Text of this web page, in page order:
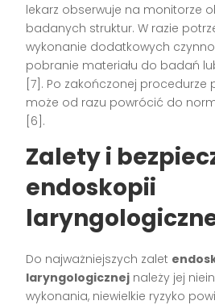
lekarz obserwuje na monitorze
badanych struktur. W razie
wykonanie dodatkowych
pobranie materiału do badań
[7]. Po zakończonej procedurze
może od razu powrócić do
[6].
Zalety i
endoskopii
Do najważniejszych zalet
laryngologicznej należy jej
wykonania, niewielkie ryzyko